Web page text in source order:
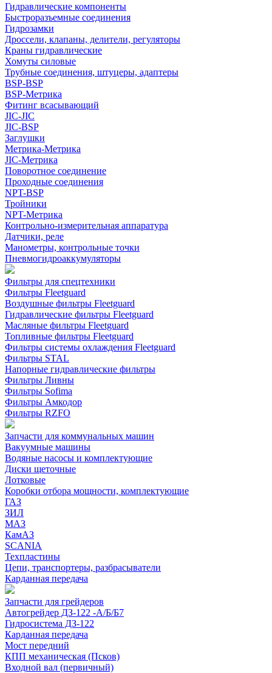
Гидравлические компоненты
Быстроразъемные соединения
Гидрозамки
Дроссели, клапаны, делители, регуляторы
Краны гидравлические
Хомуты силовые
Трубные соединения, штуцеры, адаптеры
BSP-BSP
BSP-Метрика
Фитинг всасывающий
JIC-JIC
JIC-BSP
Заглушки
Метрика-Метрика
JIC-Метрика
Поворотное соединение
Проходные соединения
NPT-BSP
Тройники
NPT-Метрика
Контрольно-измерительная аппаратура
Датчики, реле
Манометры, контрольные точки
Пневмогидроаккумуляторы
Фильтры для спецтехники
Фильтры Fleetguard
Воздушные фильтры Fleetguard
Гидравлические фильтры Fleetguard
Масляные фильтры Fleetguard
Топливные фильтры Fleetguard
Фильтры системы охлаждения Fleetguard
Фильтры STAL
Напорные гидравлические фильтры
Фильтры Ливны
Фильтры Sofima
Фильтры Амкодор
Фильтры RZFO
Запчасти для коммунальных машин
Вакуумные машины
Водяные насосы и комплектующие
Диски щеточные
Лотковые
Коробки отбора мощности, комплектующие
ГАЗ
ЗИЛ
МАЗ
КамАЗ
SCANIA
Техпластины
Цепи, транспортеры, разбрасыватели
Карданная передача
Запчасти для грейдеров
Автогрейдер ДЗ-122 -А/Б/Б7
Гидросистема ДЗ-122
Карданная передача
Мост передний
КПП механическая (Псков)
Входной вал (первичный)